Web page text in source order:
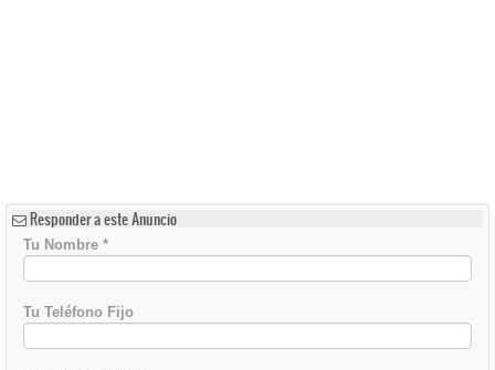
Responder a este Anuncio
Tu Nombre *
Tu Teléfono Fijo